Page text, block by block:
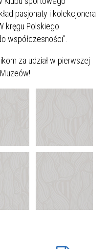
pasjonaty i kolekcjonera
kręgu Polskiego
współczesności”.
za udział w pierwszej